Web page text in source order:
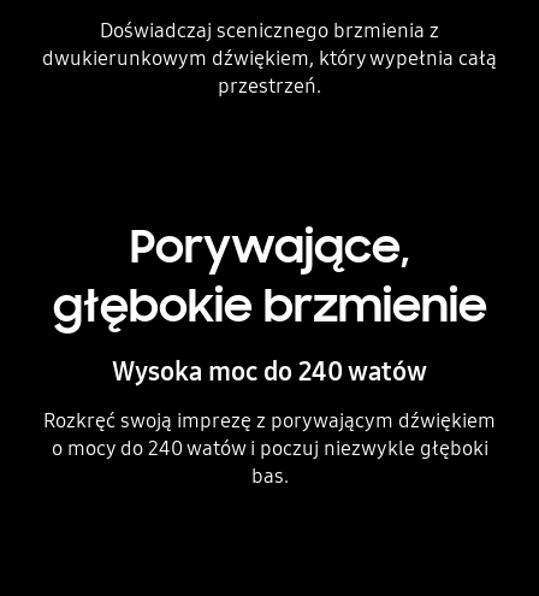
Doświadczaj scenicznego brzmienia z
dwukierunkowym dźwiękiem, który wypełnia całą
przestrzeń.
Porywające,
głębokie brzmienie
Wysoka moc do 240 watów
Rozkręć swoją imprezę z porywającym dźwiękiem
o mocy do 240 watów i poczuj niezwykle głęboki
bas.